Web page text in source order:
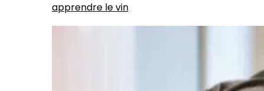
apprendre le vin